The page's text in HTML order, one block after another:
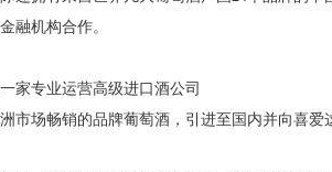
融机构合作。
家专业运营高级进口酒公司
市场畅销的品牌葡萄酒，引进至国内并向喜